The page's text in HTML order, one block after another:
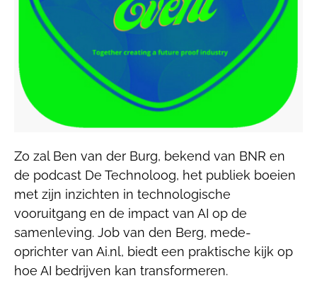
Zo zal Ben van der Burg, bekend van BNR en
de podcast De Technoloog, het publiek boeien
met zijn inzichten in technologische
vooruitgang en de impact van AI op de
samenleving. Job van den Berg, mede-
oprichter van Ai.nl, biedt een praktische kijk op
hoe AI bedrijven kan transformeren.